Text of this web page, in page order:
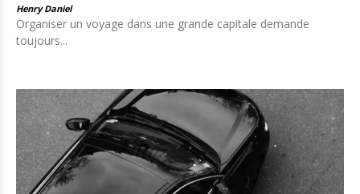
Henry Daniel
Organiser un voyage dans une grande capitale demande
toujours...